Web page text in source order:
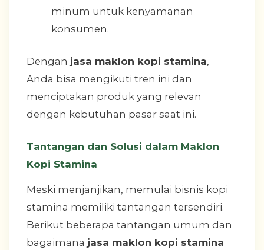
minum untuk kenyamanan
konsumen.
Dengan jasa maklon kopi stamina,
Anda bisa mengikuti tren ini dan
menciptakan produk yang relevan
dengan kebutuhan pasar saat ini.
Tantangan dan Solusi dalam Maklon
Kopi Stamina
Meski menjanjikan, memulai bisnis kopi
stamina memiliki tantangan tersendiri.
Berikut beberapa tantangan umum dan
bagaimana jasa maklon kopi stamina